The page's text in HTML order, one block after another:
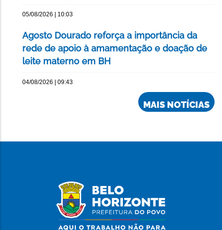
05/08/2026 | 10:03
Agosto Dourado reforça a importância da
rede de apoio à amamentação e doação de
leite materno em BH
04/08/2026 | 09:43
MAIS NOTÍCIAS